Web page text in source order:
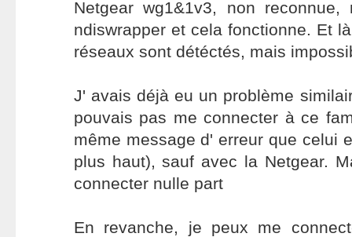
Netgear wg1&1v3, non
ndiswrapper et cela fonctionne. Et
réseaux sont détéctés, mais
J' avais déjà eu un problème
pouvais pas me connecter à ce
même message d' erreur que celui
plus haut), sauf avec la Netgear.
connecter nulle part
En revanche, je peux me